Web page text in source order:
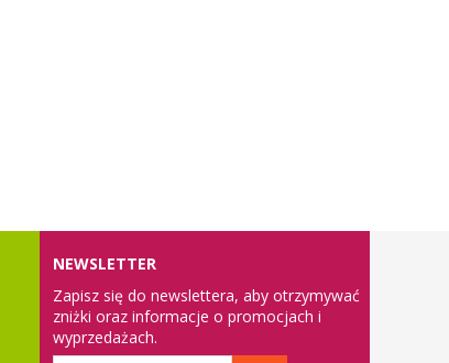
NEWSLETTER
Zapisz się do newslettera, aby otrzymywać
zniżki oraz informacje o promocjach i
wyprzedażach.